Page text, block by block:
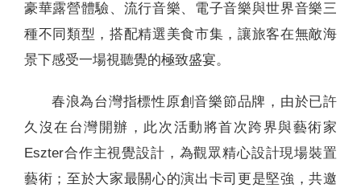
豪華露營體驗、流行音樂、電子音樂與世界音樂三
種不同類型，搭配精選美食市集，讓旅客在無敵海
景下感受一場視聽覺的極致盛宴。
春浪為台灣指標性原創音樂節品牌，由於已許
久沒在台灣開辦，此次活動將首次跨界與藝術家
Eszter合作主視覺設計，為觀眾精心設計現場裝置
藝術；至於大家最關心的演出卡司更是堅強，共邀